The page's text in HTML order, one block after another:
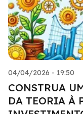
04/04/2026 - 19:50
CONSTRUA
DA TEORIA À